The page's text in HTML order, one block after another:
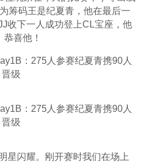
筹码王是纪夏青，他在最后一
收下一人成功登上CL宝座，他
喜他！
星闪耀。刚开赛时我们在场上